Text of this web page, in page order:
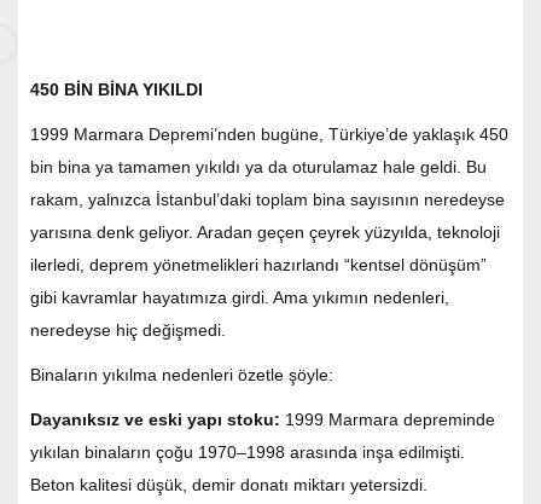
450 BİN BİNA YIKILDI
1999 Marmara Depremi’nden bugüne, Türkiye’de yaklaşık 450
bin bina ya tamamen yıkıldı ya da oturulamaz hale geldi. Bu
rakam, yalnızca İstanbul’daki toplam bina sayısının neredeyse
yarısına denk geliyor. Aradan geçen çeyrek yüzyılda, teknoloji
ilerledi, deprem yönetmelikleri hazırlandı “kentsel dönüşüm”
gibi kavramlar hayatımıza girdi. Ama yıkımın nedenleri,
neredeyse hiç değişmedi.
Binaların yıkılma nedenleri özetle şöyle:
Dayanıksız ve eski yapı stoku: 1999 Marmara depreminde
yıkılan binaların çoğu 1970–1998 arasında inşa edilmişti.
Beton kalitesi düşük, demir donatı miktarı yetersizdi.